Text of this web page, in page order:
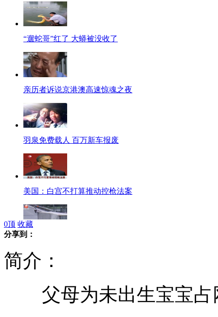
“遛蛇哥”红了 大蟒被没收了
亲历者诉说京港澳高速惊魂之夜
羽泉免费载人 百万新车报废
美国：白宫不打算推动控枪法案
驯兽师被鲸鱼拽入水底视频曝光
0顶 收藏
分享到：
简介：
父母为未出生宝宝占